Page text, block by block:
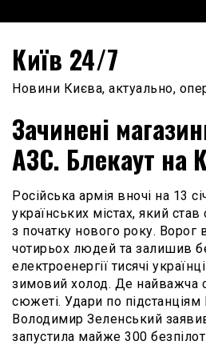
to
Київ 24/7
Новини Києва, актуально,
Зачинені
АЗС. Блекаут на
Російська армія вночі на 13
українських містах, який
з початку нового року.
чотирьох людей та залишив
електроенергії тисячі
зимовий холод. Де найважча
сюжеті. Удари по
Володимир Зеленський
запустила майже 300